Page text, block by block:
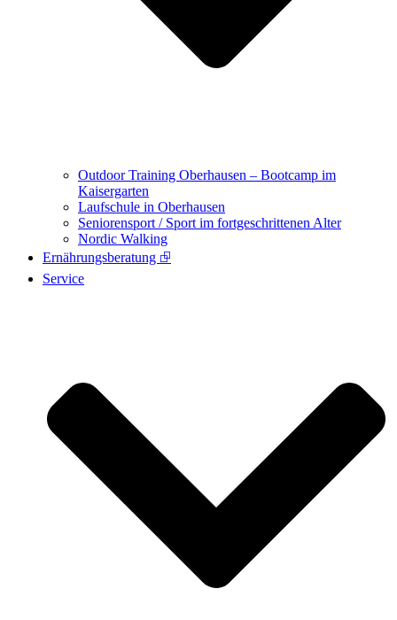
Outdoor Training Oberhausen – Bootcamp im
Kaisergarten
Laufschule in Oberhausen
Seniorensport / Sport im fortgeschrittenen Alter
Nordic Walking
Ernährungsberatung ⮺
Service